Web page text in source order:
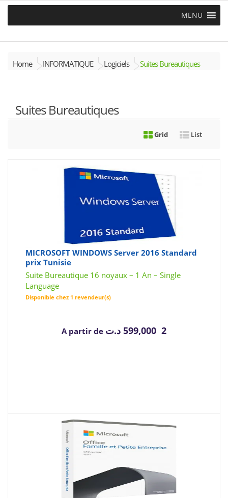
MENU
Home INFORMATIQUE Logiciels Suites Bureautiques
Suites Bureautiques
Grid List
MICROSOFT WINDOWS Server 2016 Standard
prix Tunisie
Suite Bureautique 16 noyaux – 1 An – Single
Language
Disponible chez 1 revendeur(s)
A partir de 2 599,000 د.ت